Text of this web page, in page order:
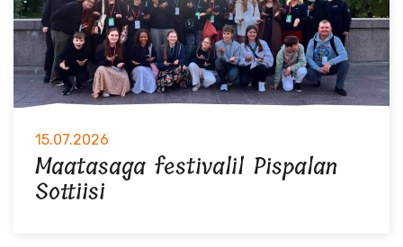
15.07.2026
Maatasaga festivalil Pispalan
Sottiisi